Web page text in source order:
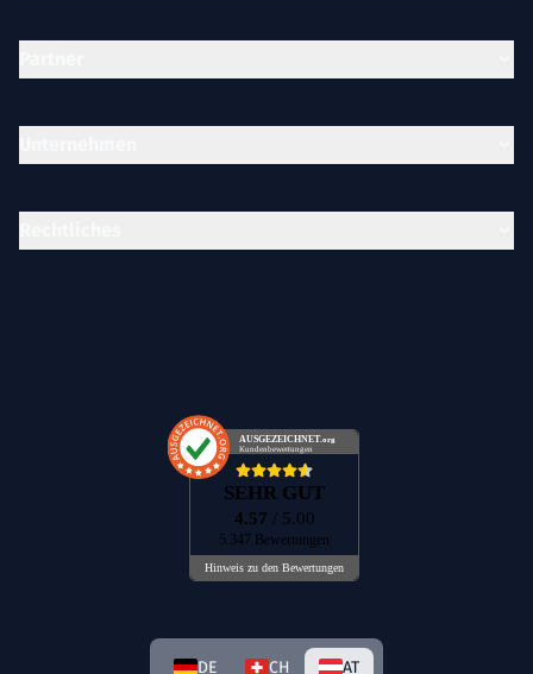
AUSGEZEICHNET.org
Kundenbewertungen
SEHR GUT
4.57 / 5.00
5.347 Bewertungen
Hinweis zu den Bewertungen
DE CH AT